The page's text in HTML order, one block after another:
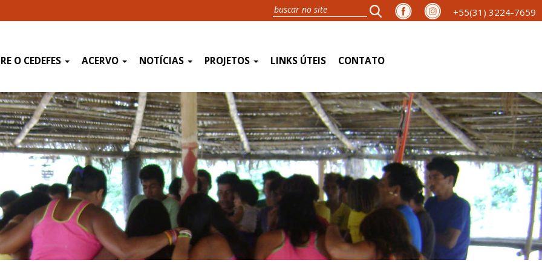
+55(31) 3224-7659
O CEDEFES ACERVO NOTÍCIAS PROJETOS LINKS ÚTEIS CONTATO